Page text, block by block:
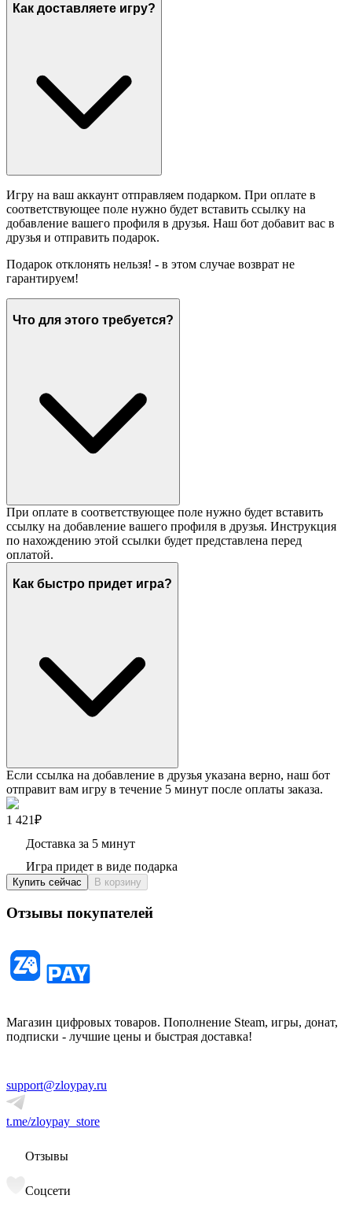
Как доставляете игру?
Игру на ваш аккаунт отправляем подарком. При оплате в
соответствующее поле нужно будет вставить ссылку на
добавление вашего профиля в друзья. Наш бот добавит вас в
друзья и отправить подарок.
Подарок отклонять нельзя! - в этом случае возврат не
гарантируем!
Что для этого требуется?
При оплате в соответствующее поле нужно будет вставить
ссылку на добавление вашего профиля в друзья. Инструкция
по нахождению этой ссылки будет представлена перед
оплатой.
Как быстро придет игра?
Если ссылка на добавление в друзья указана верно, наш бот
отправит вам игру в течение 5 минут после оплаты заказа.
1 421₽
Доставка за 5 минут
Игра придет в виде подарка
Купить сейчас В корзину
Отзывы покупателей
Магазин цифровых товаров. Пополнение Steam, игры, донат,
подписки - лучшие цены и быстрая доставка!
support@zloypay.ru
t.me/zloypay_store
Отзывы
Соцсети